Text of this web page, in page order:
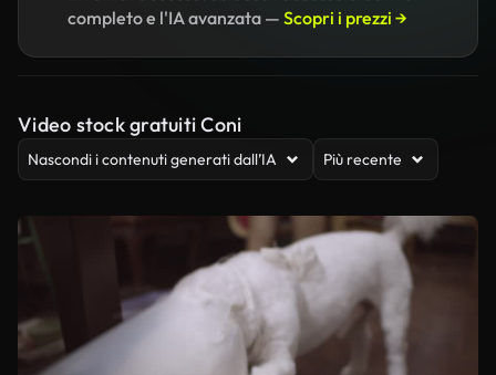
completo e l'IA avanzata — Scopri i prezzi →
Video stock gratuiti Coni
Nascondi i contenuti generati dall’IA Più recente